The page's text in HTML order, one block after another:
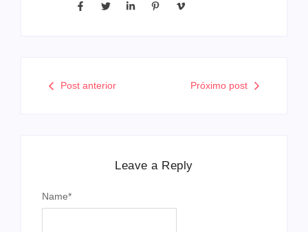
Post anterior Próximo post
Leave a Reply
Name*